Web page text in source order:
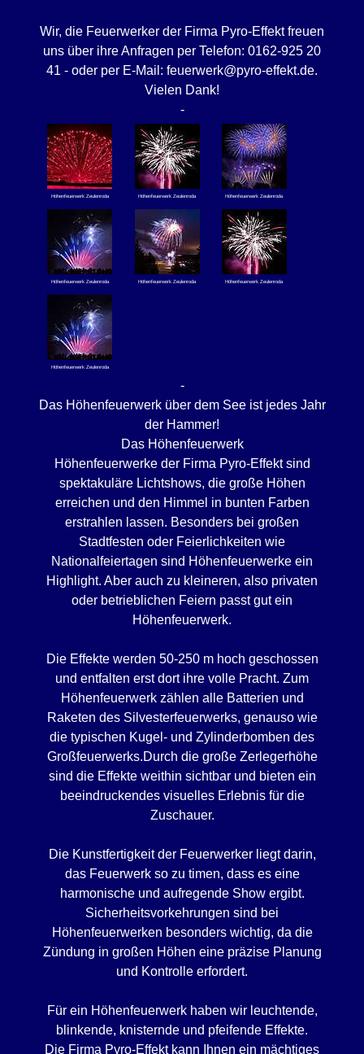
Wir, die Feuerwerker der Firma Pyro-Effekt freuen
uns über ihre Anfragen per Telefon: 0162-925 20
41 - oder per E-Mail: feuerwerk@pyro-effekt.de.
Vielen Dank!
-
Höhenfeuerwerk Zeulenroda Höhenfeuerwerk Zeulenroda Höhenfeuerwerk Zeulenroda
Höhenfeuerwerk Zeulenroda Höhenfeuerwerk Zeulenroda Höhenfeuerwerk Zeulenroda
Höhenfeuerwerk Zeulenroda
-
Das Höhenfeuerwerk über dem See ist jedes Jahr
der Hammer!
Das Höhenfeuerwerk
Höhenfeuerwerke der Firma Pyro-Effekt sind
spektakuläre Lichtshows, die große Höhen
erreichen und den Himmel in bunten Farben
erstrahlen lassen. Besonders bei großen
Stadtfesten oder Feierlichkeiten wie
Nationalfeiertagen sind Höhenfeuerwerke ein
Highlight. Aber auch zu kleineren, also privaten
oder betrieblichen Feiern passt gut ein
Höhenfeuerwerk.
Die Effekte werden 50-250 m hoch geschossen
und entfalten erst dort ihre volle Pracht. Zum
Höhenfeuerwerk zählen alle Batterien und
Raketen des Silvesterfeuerwerks, genauso wie
die typischen Kugel- und Zylinderbomben des
Großfeuerwerks.Durch die große Zerlegerhöhe
sind die Effekte weithin sichtbar und bieten ein
beeindruckendes visuelles Erlebnis für die
Zuschauer.
Die Kunstfertigkeit der Feuerwerker liegt darin,
das Feuerwerk so zu timen, dass es eine
harmonische und aufregende Show ergibt.
Sicherheitsvorkehrungen sind bei
Höhenfeuerwerken besonders wichtig, da die
Zündung in großen Höhen eine präzise Planung
und Kontrolle erfordert.
Für ein Höhenfeuerwerk haben wir leuchtende,
blinkende, knisternde und pfeifende Effekte.
Die Firma Pyro-Effekt kann Ihnen ein mächtiges